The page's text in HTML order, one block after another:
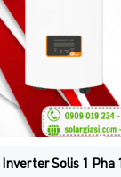
Inverter Solis 1 Pha